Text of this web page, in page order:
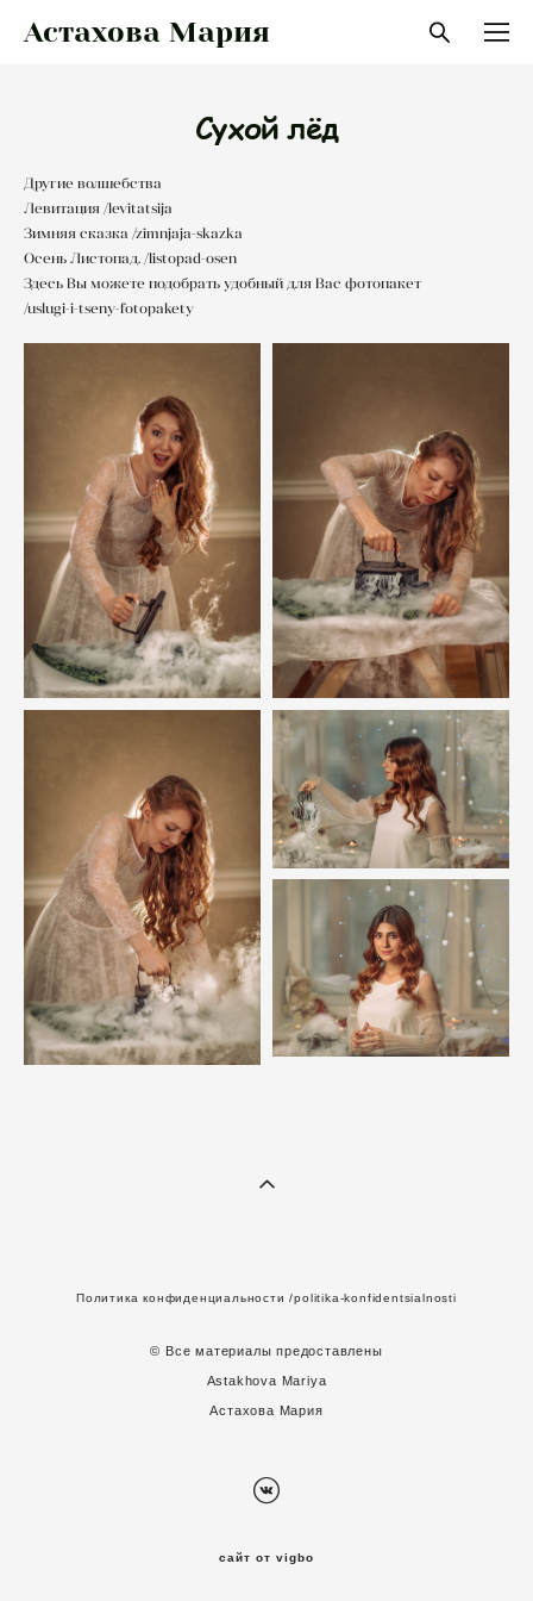
Астахова Мария
Сухой лёд
Другие волшебства
Левитация /levitatsija
Зимняя сказка /zimnjaja-skazka
Осень Листопад. /listopad-osen
Здесь Вы можете подобрать удобный для Вас фотопакет
/uslugi-i-tseny-fotopakety
Политика конфиденциальности/politika-konfidentsialnosti
© Все материалы предоставлены
Astakhova Mariya
Астахова Мария
сайт от vigbo